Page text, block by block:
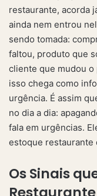
restaurante, acorda
ainda nem entrou
sendo tomada:
faltou, produto que
cliente que mudou o
isso chega como
urgência. É assim
no dia a dia:
fala em urgências.
estoque restaurante
Os Sinais